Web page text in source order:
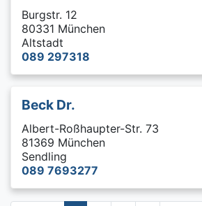
Burgstr. 12
80331 München
Altstadt
089 297318
Beck Dr.
Albert-Roßhaupter-Str. 73
81369 München
Sendling
089 7693277